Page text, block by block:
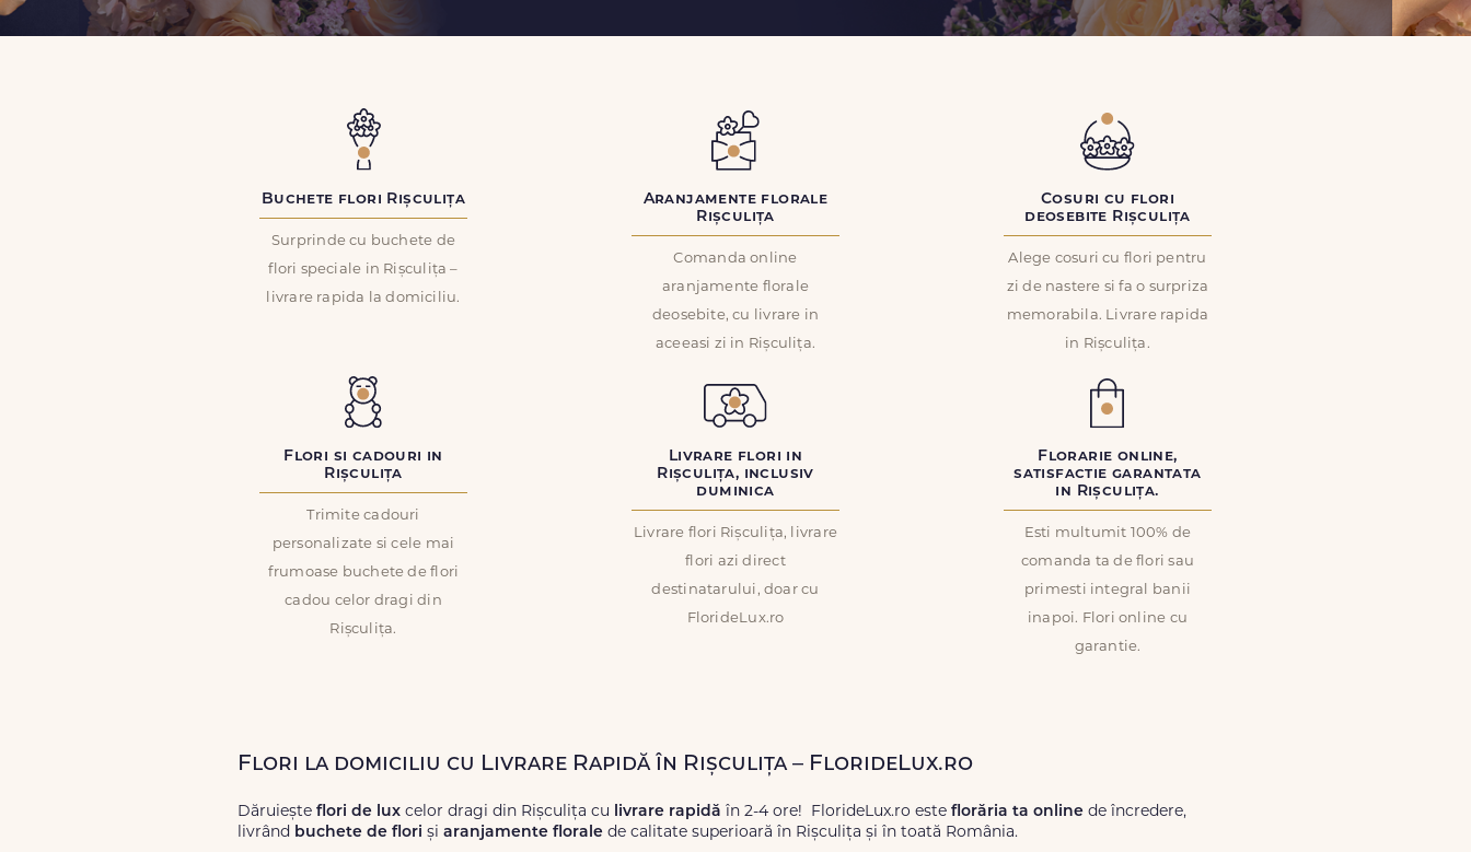
Buchete flori Rișculița
Surprinde cu buchete de
flori speciale in Rișculița –
livrare rapida la domiciliu.
Aranjamente florale
Rișculița
Comanda online
aranjamente florale
deosebite, cu livrare in
aceeasi zi in Rișculița.
Cosuri cu flori
deosebite Rișculița
Alege cosuri cu flori pentru
zi de nastere si fa o surpriza
memorabila. Livrare rapida
in Rișculița.
Flori si cadouri in
Rișculița
Trimite cadouri
personalizate si cele mai
frumoase buchete de flori
cadou celor dragi din
Rișculița.
Livrare flori in
Rișculița, inclusiv
duminica
Livrare flori Rișculița, livrare
flori azi direct
destinatarului, doar cu
FlorideLux.ro
Florarie online,
satisfactie garantata
in Rișculița.
Esti multumit 100% de
comanda ta de flori sau
primesti integral banii
inapoi. Flori online cu
garantie.
Flori la domiciliu cu Livrare Rapidă în Rișculița – FlorideLux.ro
Dăruiește flori de lux celor dragi din Rișculița cu livrare rapidă în 2-4 ore! FlorideLux.ro este florăria ta online de încredere,
livrând buchete de flori și aranjamente florale de calitate superioară în Rișculița și în toată România.